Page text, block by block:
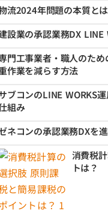
流2024年問題の本質と
設業の承認業務DX LINE
門工事業者・職人のた
作業を減らす方法
ブコンのLINE WORKS
組み
ネコンの承認業務DXを
消費税
トは？